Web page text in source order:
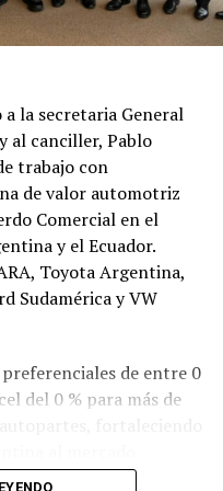
la secretaria General
al canciller, Pablo
trabajo con
de valor automotriz
Comercial en el
y el Ecuador.
Toyota Argentina,
Sudamérica y VW
de entre 0
del 0 % para más de